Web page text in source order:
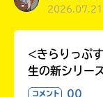
2026.07.21
<きらりっぷ
生の新シリー
コメント 00